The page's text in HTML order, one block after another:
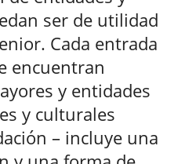
ser de utilidad
Cada entrada
encuentran
y entidades
y culturales
– incluye una